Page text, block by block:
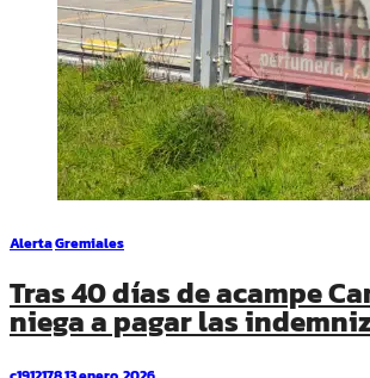
AlertaGremiales
Tras 40 días de acampe
niega a pagar las